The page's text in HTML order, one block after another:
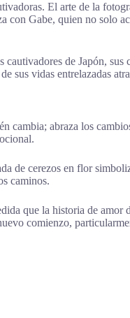
El arte de la
Gabe, quien no solo
de Japón,
vidas entrelazadas
cambia; abraza los
de cerezos en flor
caminos.
que la historia de
comienzo,